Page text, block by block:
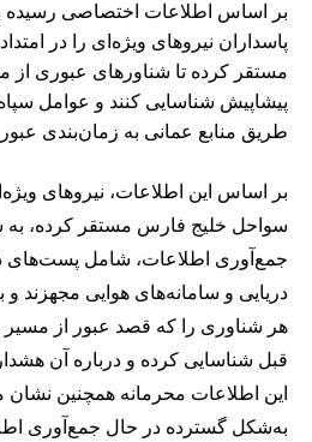
بر اساس اطلاعات اختصاصی رسیده به
پاسداران نیروهای ویژه‌ای را در
مستقر کرده تا شناورهای عبوری از
پیشاپیش شناسایی کنند و عوامل
طریق منابع عمانی به زمان‌بندی
بر اساس این اطلاعات، نیروهای
سواحل خلیج فارس مستقر کرده، به
جمع‌آوری اطلاعات، شامل پست‌های
دریایی و سامانه‌های هوایی مجهزند و
هر شناوری را که قصد عبور از مسیر
قبل شناسایی کرده و درباره آن
این اطلاعات محرمانه همچنین
به‌شکل گسترده در حال جمع‌آوری